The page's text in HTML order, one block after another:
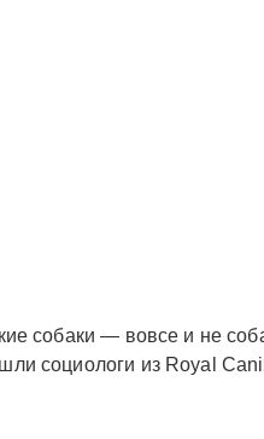
собаки — вовсе и не
социологи из Royal